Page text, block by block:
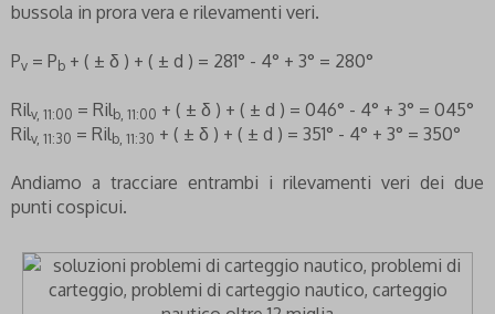
bussola in prora vera e rilevamenti veri.
Pv = P b + ( ± δ ) + ( ± d ) = 281° - 4° + 3° = 280°
Rilv, 11:00 = Rilb, 11:00 + ( ± δ ) + ( ± d ) = 046° - 4° + 3° = 045°
Rilv, 11:30 = Rilb, 11:30 + ( ± δ ) + ( ± d ) = 351° - 4° + 3° = 350°
Andiamo a tracciare entrambi i rilevamenti veri dei due
punti cospicui.